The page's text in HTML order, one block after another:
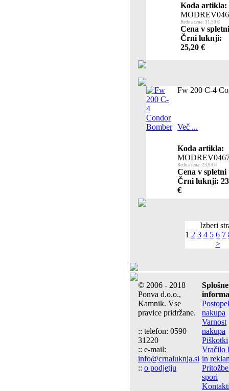
Koda artikla:
Redna cena: 31,50 €
Cena v spletni
Črni luknji:
25,20 €
Fw 200 C-4
Več ...
Koda artikla:
Redna cena: 23,94 €
Cena v spletni
Črni luknji:
€
Izberi
1 2 3 4 5 6 7
>
© 2006 - 2018
Ponva d.o.o.,
Kamnik. Vse
pravice pridržane.
:: telefon: 0590
31220
:: e-mail:
info@crnaluknja.si
:: o podjetju
Splošne
nakupa
Varnost
nakupa
Piškotki
Vračilo
in
spori